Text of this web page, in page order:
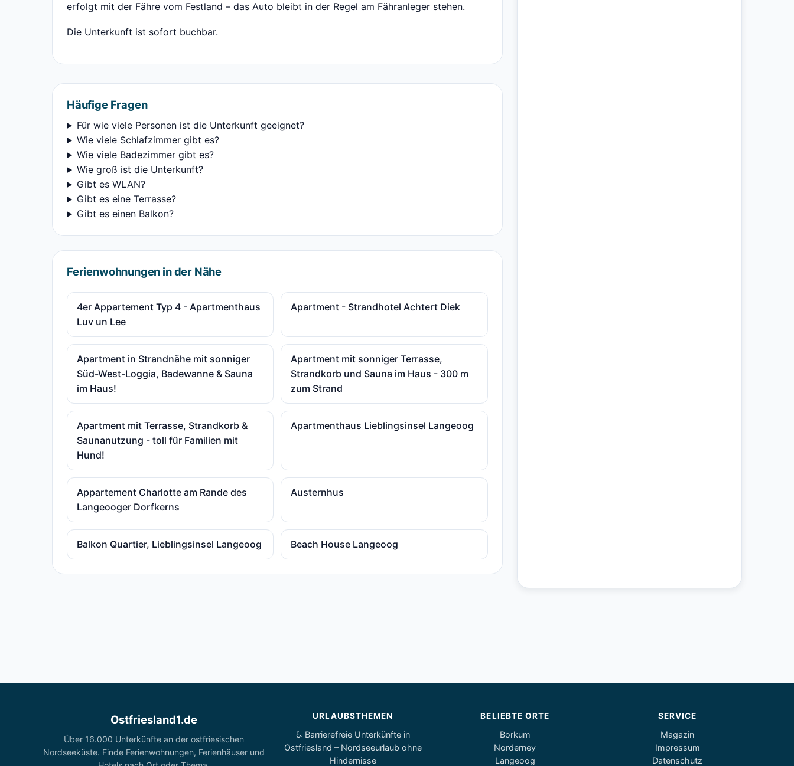
erfolgt mit der Fähre vom Festland – das Auto bleibt in der Regel am Fähranleger stehen.
Die Unterkunft ist sofort buchbar.
Häufige Fragen
Für wie viele Personen ist die Unterkunft geeignet?
Wie viele Schlafzimmer gibt es?
Wie viele Badezimmer gibt es?
Wie groß ist die Unterkunft?
Gibt es WLAN?
Gibt es eine Terrasse?
Gibt es einen Balkon?
Ferienwohnungen in der Nähe
4er Appartement Typ 4 - Apartmenthaus
Luv un Lee
Apartment - Strandhotel Achtert Diek
Apartment in Strandnähe mit sonniger
Süd-West-Loggia, Badewanne & Sauna
im Haus!
Apartment mit sonniger Terrasse,
Strandkorb und Sauna im Haus - 300 m
zum Strand
Apartment mit Terrasse, Strandkorb &
Saunanutzung - toll für Familien mit
Hund!
Apartmenthaus Lieblingsinsel Langeoog
Appartement Charlotte am Rande des
Langeooger Dorfkerns
Austernhus
Balkon Quartier, Lieblingsinsel Langeoog Beach House Langeoog
Ostfriesland1.de
Über 16.000 Unterkünfte an der ostfriesischen
Nordseeküste. Finde Ferienwohnungen, Ferienhäuser und
URLAUBSTHEMEN
♿ Barrierefreie Unterkünfte in
Ostfriesland – Nordseeurlaub ohne
Hindernisse
BELIEBTE ORTE
Borkum
Norderney
Langeoog
SERVICE
Magazin
Impressum
Datenschutz